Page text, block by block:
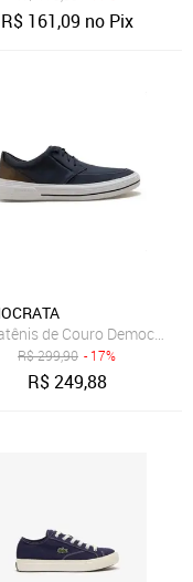
R$ 161,09 no Pix
de Couro Democrata
R$299,90 - 17%
R$249,88